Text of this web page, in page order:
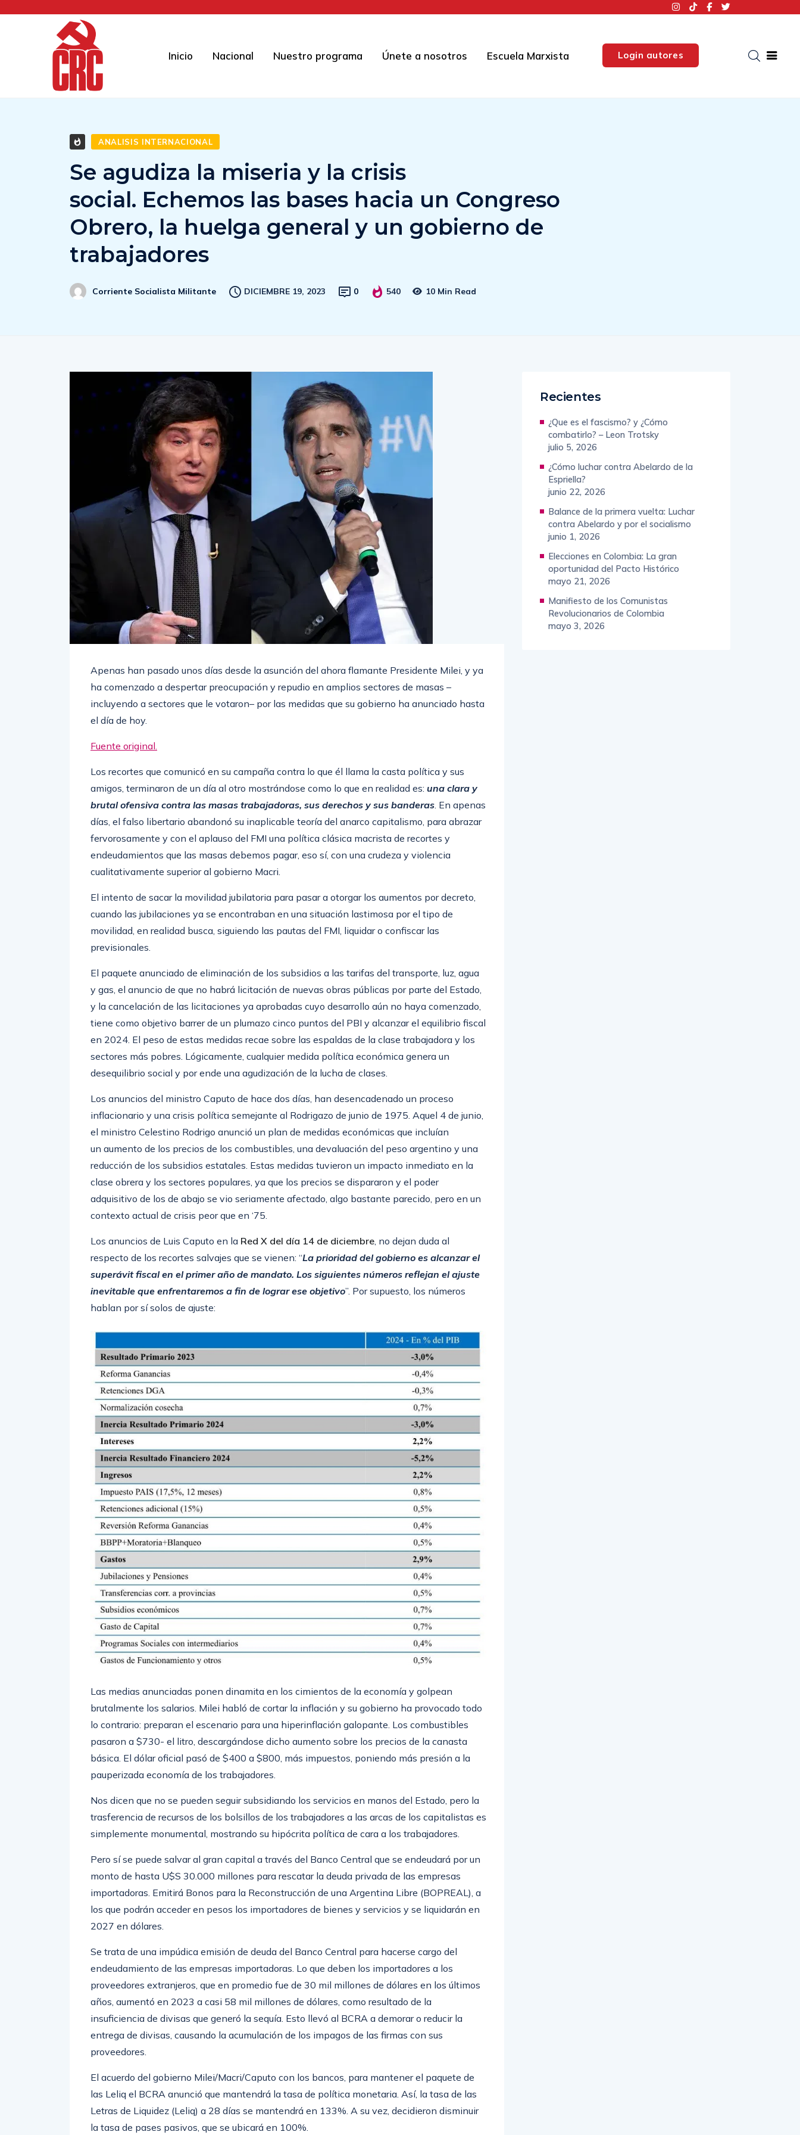
Inicio Nacional Nuestro programa Únete a nosotros Escuela Marxista Login autores
ANALISIS INTERNACIONAL
Se agudiza la miseria y la crisis
social. Echemos las bases hacia un Congreso
Obrero, la huelga general y un gobierno de
trabajadores
Corriente Socialista Militante DICIEMBRE 19, 2023 0 540 10 Min Read
Apenas han pasado unos días desde la asunción del ahora flamante Presidente Milei, y ya
ha comenzado a despertar preocupación y repudio en amplios sectores de masas –
incluyendo a sectores que le votaron– por las medidas que su gobierno ha anunciado hasta
el día de hoy.
Fuente original.
Los recortes que comunicó en su campaña contra lo que él llama la casta política y sus
amigos, terminaron de un día al otro mostrándose como lo que en realidad es: una clara y
brutal ofensiva contra las masas trabajadoras, sus derechos y sus banderas . En apenas
días, el falso libertario abandonó su inaplicable teoría del anarco capitalismo, para abrazar
fervorosamente y con el aplauso del FMI una política clásica macrista de recortes y
endeudamientos que las masas debemos pagar, eso sí, con una crudeza y violencia
cualitativamente superior al gobierno Macri.
El intento de sacar la movilidad jubilatoria para pasar a otorgar los aumentos por decreto,
cuando las jubilaciones ya se encontraban en una situación lastimosa por el tipo de
movilidad, en realidad busca, siguiendo las pautas del FMI, liquidar o confiscar las
previsionales.
El paquete anunciado de eliminación de los subsidios a las tarifas del transporte, luz, agua
y gas, el anuncio de que no habrá licitación de nuevas obras públicas por parte del Estado,
y la cancelación de las licitaciones ya aprobadas cuyo desarrollo aún no haya comenzado,
tiene como objetivo barrer de un plumazo cinco puntos del PBI y alcanzar el equilibrio fiscal
en 2024. El peso de estas medidas recae sobre las espaldas de la clase trabajadora y los
sectores más pobres. Lógicamente, cualquier medida política económica genera un
desequilibrio social y por ende una agudización de la lucha de clases.
Los anuncios del ministro Caputo de hace dos días, han desencadenado un proceso
inflacionario y una crisis política semejante al Rodrigazo de junio de 1975. Aquel 4 de junio,
el ministro Celestino Rodrigo anunció un plan de medidas económicas que incluían
un aumento de los precios de los combustibles, una devaluación del peso argentino y una
reducción de los subsidios estatales. Estas medidas tuvieron un impacto inmediato en la
clase obrera y los sectores populares, ya que los precios se dispararon y el poder
adquisitivo de los de abajo se vio seriamente afectado, algo bastante parecido, pero en un
contexto actual de crisis peor que en ‘75.
Los anuncios de Luis Caputo en la Red X del día 14 de diciembre , no dejan duda al
respecto de los recortes salvajes que se vienen: “La prioridad del gobierno es alcanzar el
superávit fiscal en el primer año de mandato. Los siguientes números reflejan el ajuste
inevitable que enfrentaremos a fin de lograr ese objetivo”. Por supuesto, los números
hablan por sí solos de ajuste:
Las medias anunciadas ponen dinamita en los cimientos de la economía y golpean
brutalmente los salarios. Milei habló de cortar la inflación y su gobierno ha provocado todo
lo contrario: preparan el escenario para una hiperinflación galopante. Los combustibles
pasaron a $730- el litro, descargándose dicho aumento sobre los precios de la canasta
básica. El dólar oficial pasó de $400 a $800, más impuestos, poniendo más presión a la
pauperizada economía de los trabajadores.
Nos dicen que no se pueden seguir subsidiando los servicios en manos del Estado, pero la
trasferencia de recursos de los bolsillos de los trabajadores a las arcas de los capitalistas es
simplemente monumental, mostrando su hipócrita política de cara a los trabajadores.
Pero sí se puede salvar al gran capital a través del Banco Central que se endeudará por un
monto de hasta U$S 30.000 millones para rescatar la deuda privada de las empresas
importadoras. Emitirá Bonos para la Reconstrucción de una Argentina Libre (BOPREAL), a
los que podrán acceder en pesos los importadores de bienes y servicios y se liquidarán en
2027 en dólares.
Se trata de una impúdica emisión de deuda del Banco Central para hacerse cargo del
endeudamiento de las empresas importadoras. Lo que deben los importadores a los
proveedores extranjeros, que en promedio fue de 30 mil millones de dólares en los últimos
años, aumentó en 2023 a casi 58 mil millones de dólares, como resultado de la
insuficiencia de divisas que generó la sequía. Esto llevó al BCRA a demorar o reducir la
entrega de divisas, causando la acumulación de los impagos de las firmas con sus
proveedores.
El acuerdo del gobierno Milei/Macri/Caputo con los bancos, para mantener el paquete de
las Leliq el BCRA anunció que mantendrá la tasa de política monetaria. Así, la tasa de las
Letras de Liquidez (Leliq) a 28 días se mantendrá en 133%. A su vez, decidieron disminuir
la tasa de pases pasivos, que se ubicará en 100%.
Recientes
¿Que es el fascismo? y ¿Cómo
combatirlo? – Leon Trotsky
julio 5, 2026
¿Cómo luchar contra Abelardo de la
Espriella?
junio 22, 2026
Balance de la primera vuelta: Luchar
contra Abelardo y por el socialismo
junio 1, 2026
Elecciones en Colombia: La gran
oportunidad del Pacto Histórico
mayo 21, 2026
Manifiesto de los Comunistas
Revolucionarios de Colombia
mayo 3, 2026